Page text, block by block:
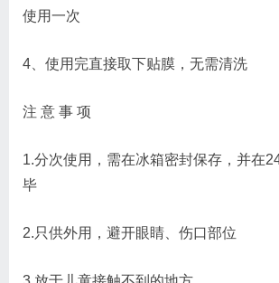
使用一次
4、使用完直接取下贴膜，无需清洗
注 意 事 项
1.分次使用，需在冰箱密封保存，并在
毕
2.只供外用，避开眼睛、伤口部位